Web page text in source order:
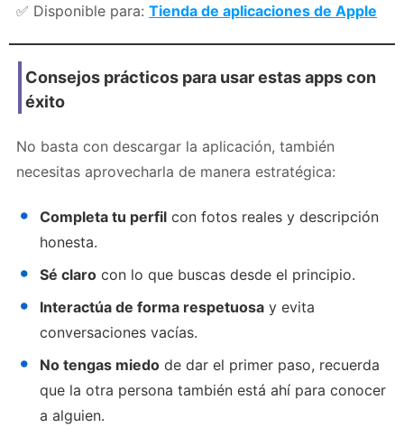
✅ Disponible para: Tienda de aplicaciones de Apple
Consejos prácticos para usar estas apps con
éxito
No basta con descargar la aplicación, también
necesitas aprovecharla de manera estratégica:
Completa tu perfil con fotos reales y descripción
honesta.
Sé claro con lo que buscas desde el principio.
Interactúa de forma respetuosa y evita
conversaciones vacías.
No tengas miedo de dar el primer paso, recuerda
que la otra persona también está ahí para conocer
a alguien.